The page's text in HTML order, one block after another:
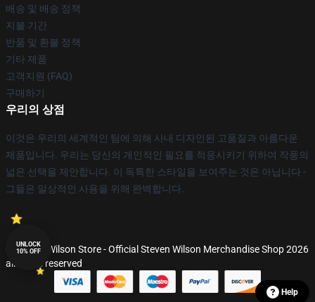
배송 및 배송 정책
지불 기간
반품 및 환불 정책
기타 제품
고객지원 (FAQ)
구매하기
우리의 상점
이것은 우리의 세계적인 팀에 의해 사내 디자인된 고품질과 아름다운
제품입니다. 우리는 당신의 개인적인 필요를 적응시키기 위하여 작풍의
넓은 선택을 제안합니다. 이 독특한 스타일을 보여주는 것은 아닙니다 -
그들은 일상적인 사용을 위해 완벽합니다.
© Steven Wilson Store - Official Steven Wilson Merchandise Shop 2026
all rights reserved
Help
UNLOCK
10% OFF